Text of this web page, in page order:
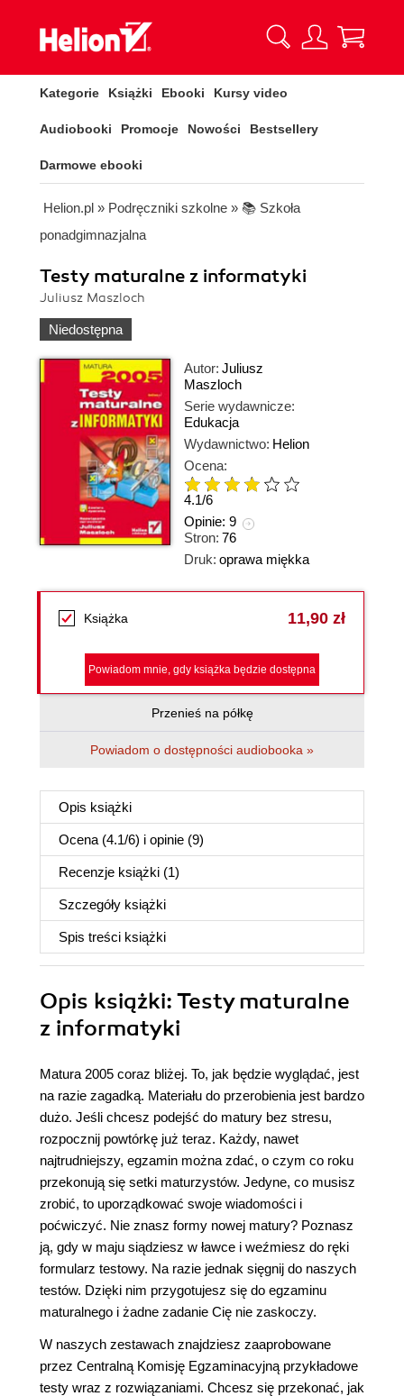
Kategorie Książki Ebooki Kursy video
Audiobooki Promocje Nowości Bestsellery
Darmowe ebooki
Helion.pl » Podręczniki szkolne » 📚 Szkoła
ponadgimnazjalna
Testy maturalne z informatyki
Juliusz Maszloch
Niedostępna
Autor: Juliusz
Maszloch
Serie wydawnicze:
Edukacja
Wydawnictwo: Helion
Ocena:
4.1/6
Opinie: 9
Stron: 76
Druk: oprawa miękka
Książka 11,90 zł
Powiadom mnie, gdy książka będzie dostępna
Przenieś na półkę
Powiadom o dostępności audiobooka »
Opis książki
Ocena (4.1/6) i opinie (9)
Recenzje książki (1)
Szczegóły książki
Spis treści książki
Opis książki: Testy maturalne
z informatyki
Matura 2005 coraz bliżej. To, jak będzie wyglądać, jest
na razie zagadką. Materiału do przerobienia jest bardzo
dużo. Jeśli chcesz podejść do matury bez stresu,
rozpocznij powtórkę już teraz. Każdy, nawet
najtrudniejszy, egzamin można zdać, o czym co roku
przekonują się setki maturzystów. Jedyne, co musisz
zrobić, to uporządkować swoje wiadomości i
poćwiczyć. Nie znasz formy nowej matury? Poznasz
ją, gdy w maju siądziesz w ławce i weźmiesz do ręki
formularz testowy. Na razie jednak sięgnij do naszych
testów. Dzięki nim przygotujesz się do egzaminu
maturalnego i żadne zadanie Cię nie zaskoczy.
W naszych zestawach znajdziesz zaaprobowane
przez Centralną Komisję Egzaminacyjną przykładowe
testy wraz z rozwiązaniami. Chcesz się przekonać, jak